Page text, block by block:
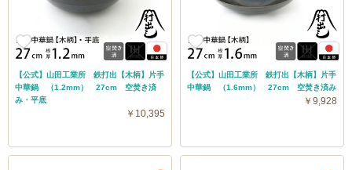
【公式】山田工業所 鉄打出【木柄】片手
中華鍋 （1.2mm） 27cm 空焚き済
み・平底
￥10,395
【公式】山田工業所 鉄打出【木柄】片手
中華鍋 （1.6mm） 27cm 空焚き済み
￥9,928